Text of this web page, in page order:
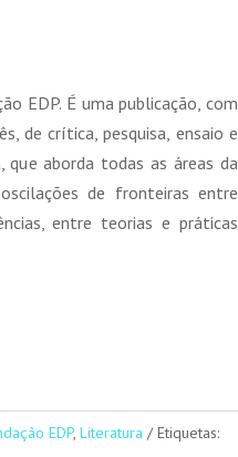
EDP. É uma publicação, com
de crítica, pesquisa, ensaio e
aborda todas as áreas da
de fronteiras entre
entre teorias e práticas
EDP, Literatura
Etiquetas: